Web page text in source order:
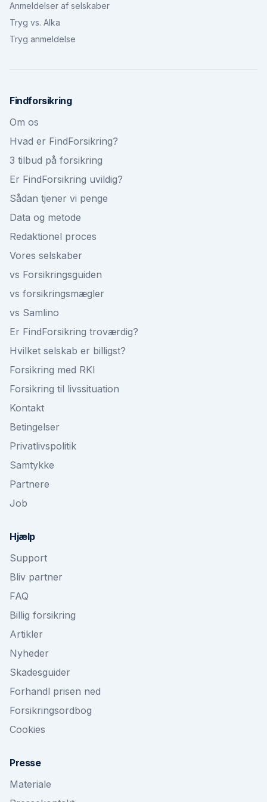
Anmeldelser af selskaber
Tryg vs. Alka
Tryg anmeldelse
Findforsikring
Om os
Hvad er FindForsikring?
3 tilbud på forsikring
Er FindForsikring uvildig?
Sådan tjener vi penge
Data og metode
Redaktionel proces
Vores selskaber
vs Forsikringsguiden
vs forsikringsmægler
vs Samlino
Er FindForsikring troværdig?
Hvilket selskab er billigst?
Forsikring med RKI
Forsikring til livssituation
Kontakt
Betingelser
Privatlivspolitik
Samtykke
Partnere
Job
Hjælp
Support
Bliv partner
FAQ
Billig forsikring
Artikler
Nyheder
Skadesguider
Forhandl prisen ned
Forsikringsordbog
Cookies
Presse
Materiale